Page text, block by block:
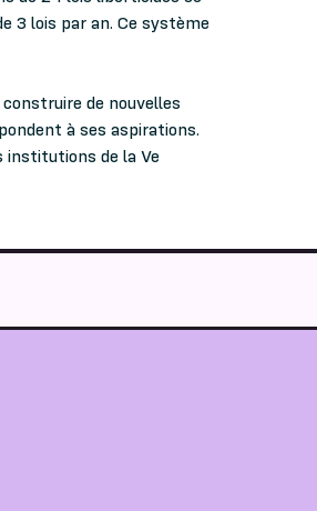
3 lois par an. Ce système
de nouvelles
à ses aspirations.
institutions de la Ve